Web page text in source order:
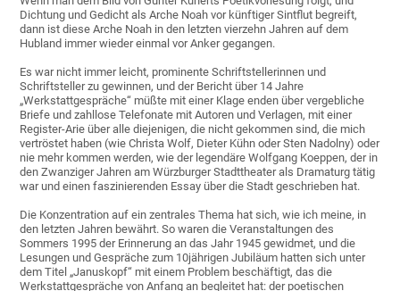
Dichtung und Gedicht als Arche Noah vor künftiger Sintflut begreift,
dann ist diese Arche Noah in den letzten vierzehn Jahren auf dem
Hubland immer wieder einmal vor Anker gegangen.
Es war nicht immer leicht, prominente Schriftstellerinnen und
Schriftsteller zu gewinnen, und der Bericht über 14 Jahre
„Werkstattgespräche“ müßte mit einer Klage enden über vergebliche
Briefe und zahllose Telefonate mit Autoren und Verlagen, mit einer
Register-Arie über alle diejenigen, die nicht gekommen sind, die mich
vertröstet haben (wie Christa Wolf, Dieter Kühn oder Sten Nadolny) oder
nie mehr kommen werden, wie der legendäre Wolfgang Koeppen, der in
den Zwanziger Jahren am Würzburger Stadttheater als Dramaturg tätig
war und einen faszinierenden Essay über die Stadt geschrieben hat.
Die Konzentration auf ein zentrales Thema hat sich, wie ich meine, in
den letzten Jahren bewährt. So waren die Veranstaltungen des
Sommers 1995 der Erinnerung an das Jahr 1945 gewidmet, und die
Lesungen und Gespräche zum 10jährigen Jubiläum hatten sich unter
dem Titel „Januskopf“ mit einem Problem beschäftigt, das die
Werkstattgespräche von Anfang an begleitet hat: der poetischen